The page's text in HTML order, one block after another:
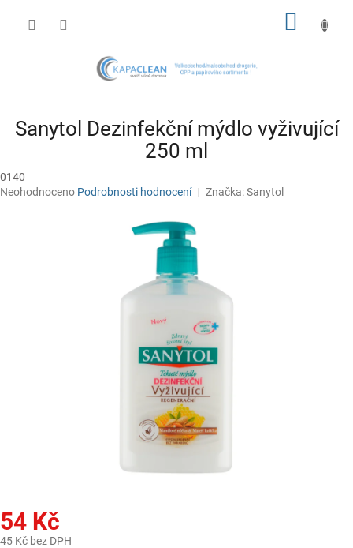
Sanytol Dezinfekční mýdlo vyživující
250 ml
0140
Průměrné
Neohodnoceno Podrobnosti hodnocení Značka:Sanytol
54 Kč
45 Kč bez DPH